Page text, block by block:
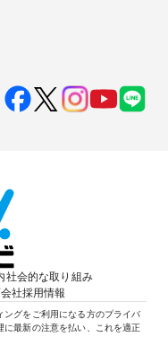
社会的な取り組み
社採用情報
グをご利用になる方のプライバ
最新の注意を払い、これを適正